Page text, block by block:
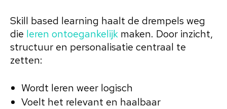
Skill based learning haalt de drempels weg
die leren ontoegankelijk maken. Door inzicht,
structuur en personalisatie centraal te
zetten:
Wordt leren weer logisch
Voelt het relevant en haalbaar